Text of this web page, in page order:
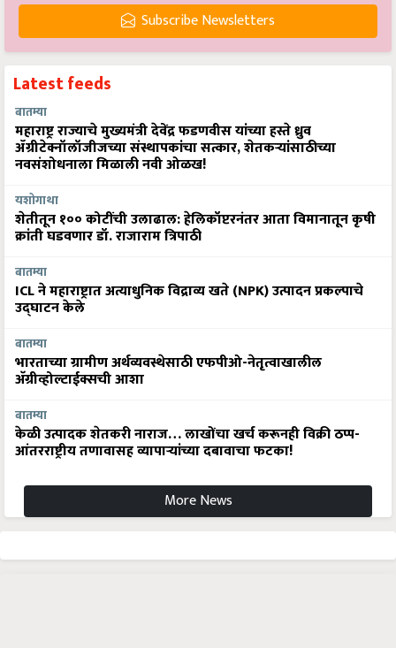
Subscribe Newsletters
Latest feeds
बातम्या
महाराष्ट्र राज्याचे मुख्यमंत्री देवेंद्र फडणवीस यांच्या हस्ते ध्रुव
ॲग्रीटेक्नॉलॉजीजच्या संस्थापकांचा सत्कार, शेतकऱ्यांसाठीच्या
नवसंशोधनाला मिळाली नवी ओळख!
यशोगाथा
शेतीतून १०० कोटींची उलाढाल: हेलिकॉप्टरनंतर आता विमानातून कृषी
क्रांती घडवणार डॉ. राजाराम त्रिपाठी
बातम्या
ICL ने महाराष्ट्रात अत्याधुनिक विद्राव्य खते (NPK) उत्पादन प्रकल्पाचे
उद्घाटन केले
बातम्या
भारताच्या ग्रामीण अर्थव्यवस्थेसाठी एफपीओ-नेतृत्वाखालील
अ‍ॅग्रीव्होल्टाईक्सची आशा
बातम्या
केळी उत्पादक शेतकरी नाराज… लाखोंचा खर्च करूनही विक्री ठप्प-
आंतरराष्ट्रीय तणावासह व्यापाऱ्यांच्या दबावाचा फटका!
More News